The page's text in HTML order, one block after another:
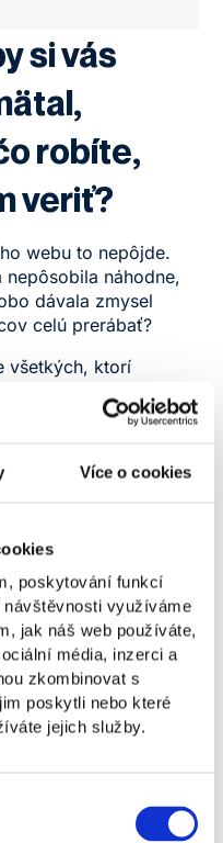
Více o cookies
poskytování funkcí
využíváme
jak náš web používáte,
média, inzerci a
zkombinovat s
poskytli nebo které
jejich služby.
si vás
robíte,
veriť?
webu to nepôjde.
náhodne,
dávala zmysel
celú prerábať?
všetkých, ktorí
silný dizajn a web,
Dozviete sa
150 projektov
vyzerajú, ale aj